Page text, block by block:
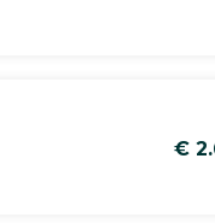
€